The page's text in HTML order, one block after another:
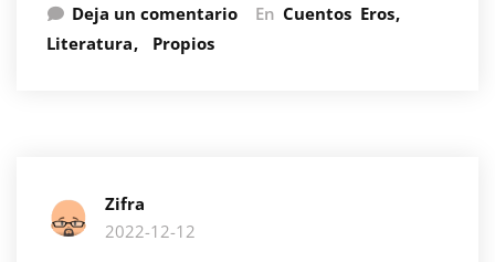
Deja un comentario En Cuentos Eros
Literatura
Propios
Zifra
2022-12-12